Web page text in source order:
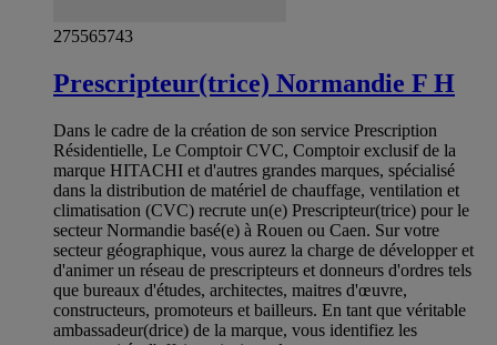
275565743
Prescripteur(trice) Normandie F H
Dans le cadre de la création de son service Prescription
Résidentielle, Le Comptoir CVC, Comptoir exclusif de la
marque HITACHI et d'autres grandes marques, spécialisé
dans la distribution de matériel de chauffage, ventilation et
climatisation (CVC) recrute un(e) Prescripteur(trice) pour le
secteur Normandie basé(e) à Rouen ou Caen. Sur votre
secteur géographique, vous aurez la charge de développer et
d'animer un réseau de prescripteurs et donneurs d'ordres tels
que bureaux d'études, architectes, maitres d'œuvre,
constructeurs, promoteurs et bailleurs. En tant que véritable
ambassadeur(drice) de la marque, vous identifiez les